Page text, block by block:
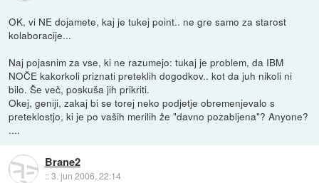
OK, vi NE dojamete, kaj je tukej point.. ne gre samo za starost
kolaboracije...
Naj pojasnim za vse, ki ne razumejo: tukaj je problem, da IBM
NOČE kakorkoli priznati preteklih dogodkov.. kot da juh nikoli ni
bilo. Še več, poskuša jih prikriti.
Okej, geniji, zakaj bi se torej neko podjetje obremenjevalo s
preteklostjo, ki je po vaših merilih že "davno pozabljena"? Anyone?
....
Brane2
::3. jun 2006, 22:14